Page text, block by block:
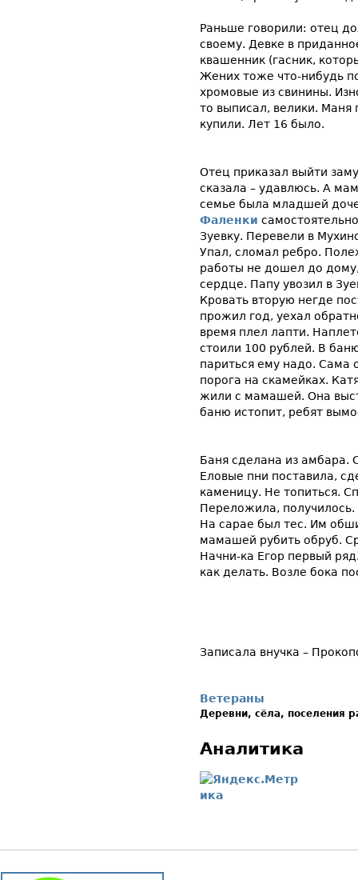
Раньше говорили: отец
своему. Девке в
квашенник (гасник,
Жених тоже что-нибудь
хромовые из свинины.
то выписал, велики. Маня
купили. Лет 16 было.
Отец приказал выйти
сказала – удавлюсь. А
семье была младшей
Фаленки
Зуевку. Перевели в
Упал, сломал ребро.
работы не дошел до дому,
сердце. Папу увозил в
Кровать вторую негде
прожил год, уехал
время плел лапти.
стоили 100 рублей. В
париться ему надо. Сама
порога на скамейках.
жили с мамашей. Она
баню истопит, ребят
Баня сделана из амбара.
Еловые пни поставила,
каменицу. Не топиться.
Переложила,
На сарае был тес. Им
мамашей рубить обруб.
Начни-ка Егор первый
как делать. Возле бока
Записала внучка –
Ветераны
Деревни, сёла, поселения
Аналитика